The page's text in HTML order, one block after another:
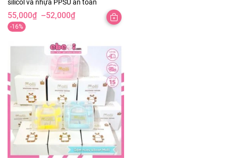
silicol và nhựa PPSU an toàn
52,000₫
–
55,000₫
Khoảng
giá:
từ
55,000₫
-16%